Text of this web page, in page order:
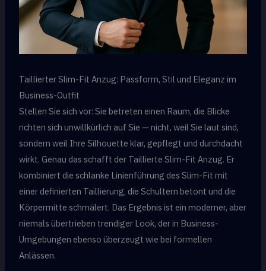
Taillierter Slim-Fit Anzug: Passform, Stil und Eleganz im
Business-Outfit
Stellen Sie sich vor: Sie betreten einen Raum, die Blicke
richten sich unwillkürlich auf Sie — nicht, weil Sie laut sind,
sondern weil Ihre Silhouette klar, gepflegt und durchdacht
wirkt. Genau das schafft der Taillierte Slim-Fit Anzug. Er
kombiniert die schlanke Linienführung des Slim-Fit mit
einer definierten Taillierung, die Schultern betont und die
Körpermitte schmälert. Das Ergebnis ist ein moderner, aber
niemals übertrieben trendiger Look, der in Business-
Umgebungen ebenso überzeugt wie bei formellen
Anlässen.